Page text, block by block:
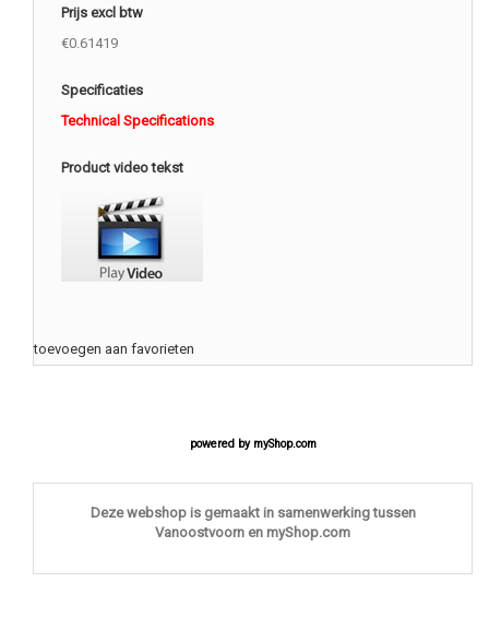
Prijs excl btw
€0.61419
Specificaties
Technical Specifications
Product video tekst
toevoegen aan favorieten
powered by myShop.com
Deze webshop is gemaakt in samenwerking tussen
Vanoostvoorn en myShop.com